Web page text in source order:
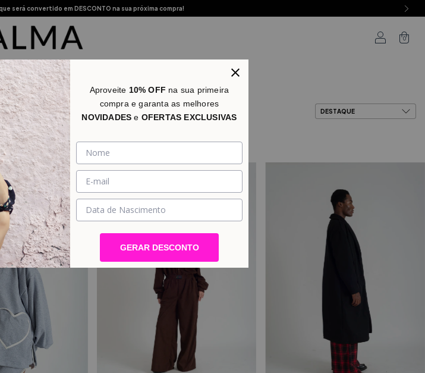
será convertido em DESCONTO na sua próxima compra!
0
Categorias
para sempre
Aproveite 10% OFF na sua primeira
compra e garanta as melhores
NOVIDADESe OFERTAS EXCLUSIVAS
GERAR DESCONTO